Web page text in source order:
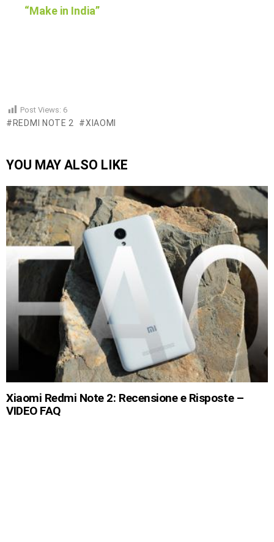
“Make in India”
Post Views: 6
REDMI NOTE 2 XIAOMI
YOU MAY ALSO LIKE
Xiaomi Redmi Note 2: Recensione e Risposte –
VIDEO FAQ